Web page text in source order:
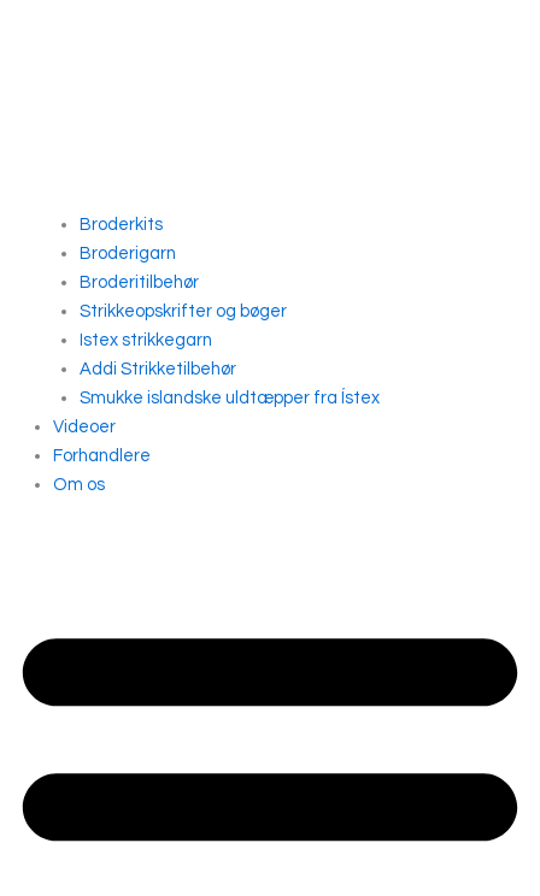
Broderkits
Broderigarn
Broderitilbehør
Strikkeopskrifter og bøger
Istex strikkegarn
Addi Strikketilbehør
Smukke islandske uldtæpper fra Ístex
Videoer
Forhandlere
Om os